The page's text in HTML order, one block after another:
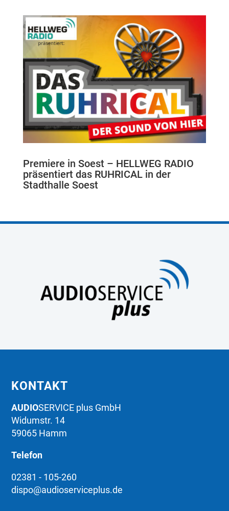
Premiere in Soest – HELLWEG RADIO
präsentiert das RUHRICAL in der
Stadthalle Soest
KONTAKT
AUDIOSERVICE plus GmbH
Widumstr. 14
59065 Hamm
Telefon
02381 - 105-260
dispo@audioserviceplus.de